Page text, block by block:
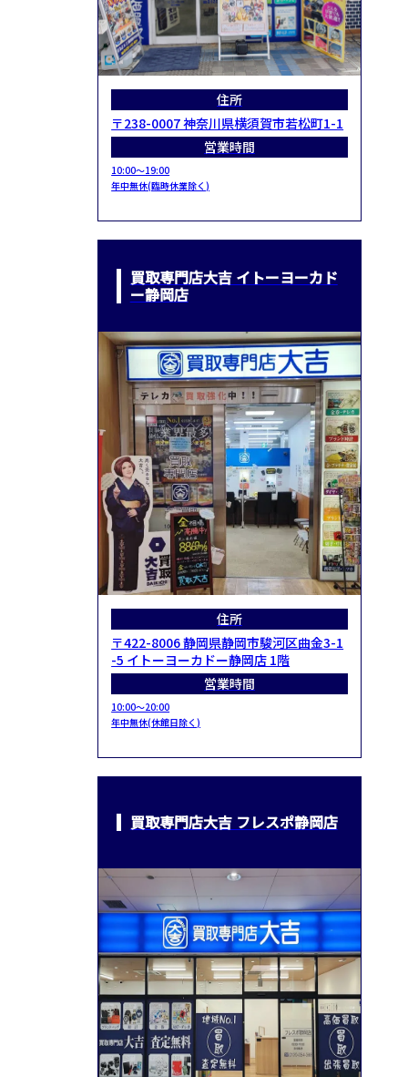
住所
〒238-0007 神奈川県横須賀市若松町1-1
営業時間
10:00～19:00
年中無休(臨時休業除く)
買取専門店大吉 イトーヨーカド
ー静岡店
住所
〒422-8006 静岡県静岡市駿河区曲金3-1
-5 イトーヨーカドー静岡店 1階
営業時間
10:00～20:00
年中無休(休館日除く)
買取専門店大吉 フレスポ静岡店